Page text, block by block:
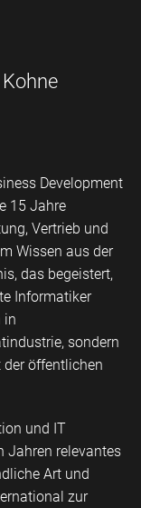
Development
15 Jahre
Vertrieb und
Wissen aus der
das begeistert,
Informatiker
in
sondern
öffentlichen
und IT
Jahren relevantes
Art und
zur